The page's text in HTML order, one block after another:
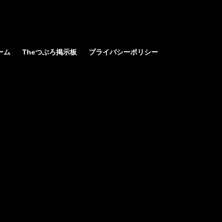
ム Theつぶろ掲示板 プライバシーポリシー